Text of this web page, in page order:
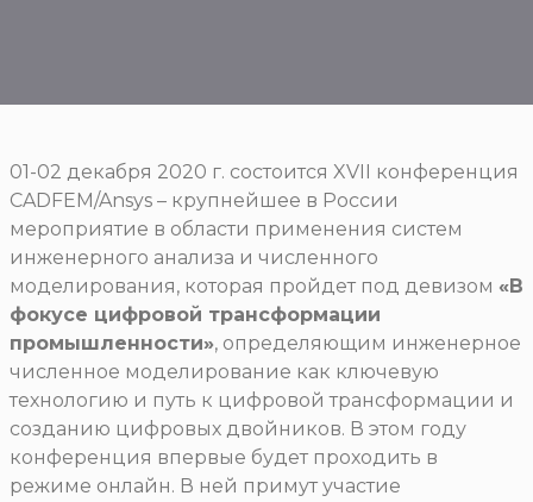
01-02 декабря 2020 г. состоится XVII конференция
CADFEM/Ansys – крупнейшее в России
мероприятие в области применения систем
инженерного анализа и численного
моделирования, которая пройдет под девизом «В
фокусе цифровой трансформации
промышленности», определяющим инженерное
численное моделирование как ключевую
технологию и путь к цифровой трансформации и
созданию цифровых двойников. В этом году
конференция впервые будет проходить в
режиме онлайн. В ней примут участие